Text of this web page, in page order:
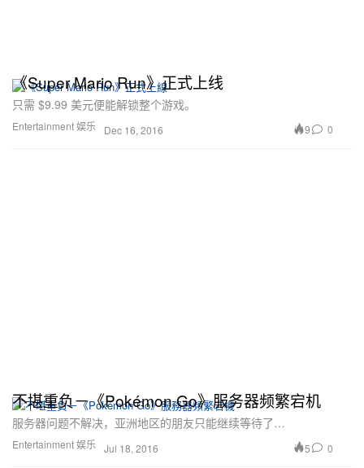
Entertainment 娱乐
《Super Mario Run》正式上线
只需 $9.99 美元便能解锁整个游戏。
Dec 16, 2016 9 0
Entertainment 娱乐
不堪重负－《Pokémon Go》服务器频繁宕机
服务器问题不解决，亚洲地区的朋友只能继续等待了…
Jul 18, 2016 5 0